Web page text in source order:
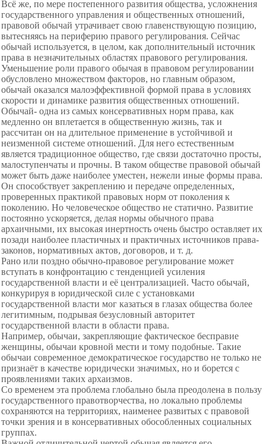
Всё же, по мере постепенного развития общества, усложнения
государственного управления и общественных отношений,
правовой обычай утрачивает свою главенствующую позицию,
вытесняясь на периферию правого регулирования. Сейчас
обычай используется, в целом, как дополнительный источник
права в незначительных областях правового регулирования.
Уменьшение роли правого обычая в правовом регулировании
обусловлено множеством факторов, но главным образом,
обычай оказался малоэффективной формой права в условиях
скорости и динамике развития общественных отношений.
Обычай- одна из самых консервативных норм права, как
медленно он вплетается в общественную жизнь, так и
рассчитан он на длительное применение в устойчивой и
неизменной системе отношений. Для него естественным
является традиционное общество, где связи достаточно просты,
малоступенчаты и прочны. В таком обществе правовой обычай
может быть даже наиболее уместен, нежели иные формы права.
Он способствует закреплению и передаче определенных,
проверенных практикой правовых норм от поколения к
поколению. Но человеческое общество не статично. Развитие
постоянно ускоряется, делая нормы обычного права
архаичными, их высокая инертность очень быстро оставляет их
позади наиболее пластичных и практичных источников права-
законов, нормативных актов, договоров, и т. д.
Рано или поздно обычно-правовое регулирование может
вступать в конфронтацию с тенденцией усиления
государственной власти и её централизацией. Часто обычай,
конкурируя в юридической силе с установками
государственной власти мог казаться в глазах общества более
легитимным, подрывая безусловный авторитет
государственной власти в области права.
Например, обычаи, закрепляющие фактическое бесправие
женщины, обычаи кровной мести и тому подобные. Такие
обычаи современное демократическое государство не только не
признаёт в качестве юридически значимых, но и борется с
проявлениями таких архаизмов.
Со временем эта проблема глобально была преодолена в пользу
государственного правотворчества, но локально проблемы
сохраняются на территориях, наименее развитых с правовой
точки зрения и в консервативных обособленных социальных
группах.